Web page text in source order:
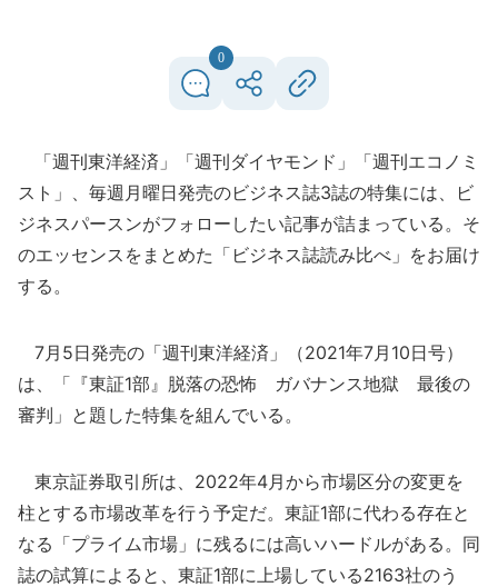
0
「週刊東洋経済」「週刊ダイヤモンド」「週刊エコノミ
スト」、毎週月曜日発売のビジネス誌3誌の特集には、ビ
ジネスパースンがフォローしたい記事が詰まっている。そ
のエッセンスをまとめた「ビジネス誌読み比べ」をお届け
する。
7月5日発売の「週刊東洋経済」（2021年7月10日号）
は、「『東証1部』脱落の恐怖 ガバナンス地獄 最後の
審判」と題した特集を組んでいる。
東京証券取引所は、2022年4月から市場区分の変更を
柱とする市場改革を行う予定だ。東証1部に代わる存在と
なる「プライム市場」に残るには高いハードルがある。同
誌の試算によると、東証1部に上場している2163社のう